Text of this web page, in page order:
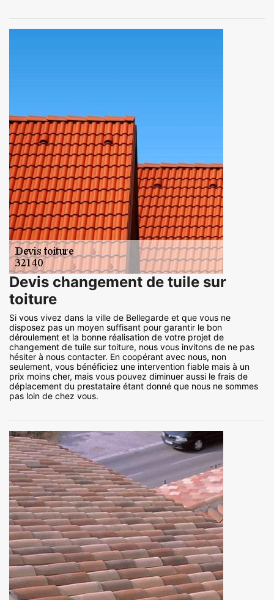
Devis changement de tuile sur
toiture
Si vous vivez dans la ville de Bellegarde et que vous ne
disposez pas un moyen suffisant pour garantir le bon
déroulement et la bonne réalisation de votre projet de
changement de tuile sur toiture, nous vous invitons de ne pas
hésiter à nous contacter. En coopérant avec nous, non
seulement, vous bénéficiez une intervention fiable mais à un
prix moins cher, mais vous pouvez diminuer aussi le frais de
déplacement du prestataire étant donné que nous ne sommes
pas loin de chez vous.